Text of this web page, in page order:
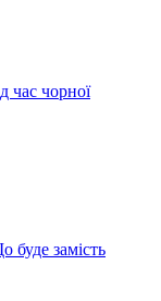
час чорної
буде замість